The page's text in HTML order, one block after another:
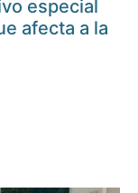
especial
afecta a la